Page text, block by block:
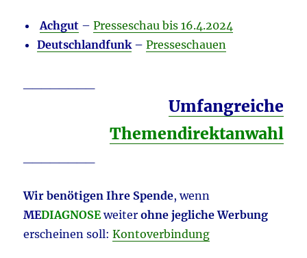
Achgut –Presseschau bis 16.4.2024
Deutschlandfunk –Presseschauen
Umfangreiche
Themendirektanwahl
Wir benötigen Ihre Spende, wenn
MEDIAGNOSEweiterohne jegliche Werbung
erscheinen soll:Kontoverbindung